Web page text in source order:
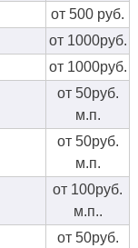
от 500 руб.
от 1000руб.
от 1000руб.
от 50руб.
м.п.
от 50руб.
м.п.
от 100руб.
м.п..
от 50руб.